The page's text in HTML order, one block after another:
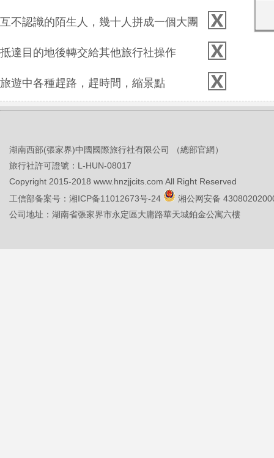
互不認識的陌生人，幾十人拼成一個大團
抵達目的地後轉交給其他旅行社操作
旅遊中各種趕路，趕時間，縮景點
湖南西部(張家界)中國國際旅行社有限公司 （總部官網）
旅行社許可證號：L-HUN-08017
Copyright 2015-2018 www.hnzjjcits.com All Right Reserved
工信部备案号： 湘ICP备11012673号-24
湘公网安备
公司地址：湖南省張家界市永定區大庸路華天城鉑金公寓六樓